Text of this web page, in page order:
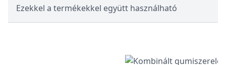
Ezekkel a termékekkel együtt használható